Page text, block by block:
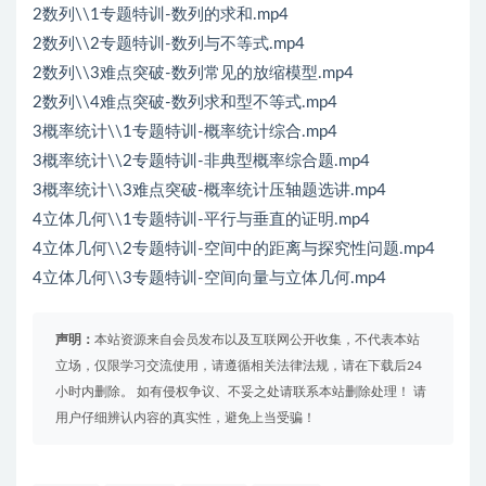
2数列\\1专题特训-数列的求和.mp4
2数列\\2专题特训-数列与不等式.mp4
2数列\\3难点突破-数列常见的放缩模型.mp4
2数列\\4难点突破-数列求和型不等式.mp4
3概率统计\\1专题特训-概率统计综合.mp4
3概率统计\\2专题特训-非典型概率综合题.mp4
3概率统计\\3难点突破-概率统计压轴题选讲.mp4
4立体几何\\1专题特训-平行与垂直的证明.mp4
4立体几何\\2专题特训-空间中的距离与探究性问题.mp4
4立体几何\\3专题特训-空间向量与立体几何.mp4
声明： 本站资源来自会员发布以及互联网公开收集，不代表本站
立场，仅限学习交流使用，请遵循相关法律法规，请在下载后24
小时内删除。 如有侵权争议、不妥之处请联系本站删除处理！ 请
用户仔细辨认内容的真实性，避免上当受骗！